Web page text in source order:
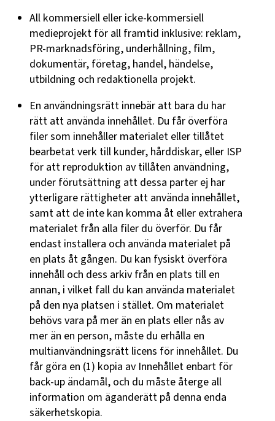
All kommersiell eller icke-kommersiell
medieprojekt för all framtid inklusive: reklam,
PR-marknadsföring, underhållning, film,
dokumentär, företag, handel, händelse,
utbildning och redaktionella projekt.
En användningsrätt innebär att bara du har
rätt att använda innehållet. Du får överföra
filer som innehåller materialet eller tillåtet
bearbetat verk till kunder, hårddiskar, eller ISP
för att reproduktion av tillåten användning,
under förutsättning att dessa parter ej har
ytterligare rättigheter att använda innehållet,
samt att de inte kan komma åt eller extrahera
materialet från alla filer du överför. Du får
endast installera och använda materialet på
en plats åt gången. Du kan fysiskt överföra
innehåll och dess arkiv från en plats till en
annan, i vilket fall du kan använda materialet
på den nya platsen i stället. Om materialet
behövs vara på mer än en plats eller nås av
mer än en person, måste du erhålla en
multianvändningsrätt licens för innehållet. Du
får göra en (1) kopia av Innehållet enbart för
back-up ändamål, och du måste återge all
information om äganderätt på denna enda
säkerhetskopia.